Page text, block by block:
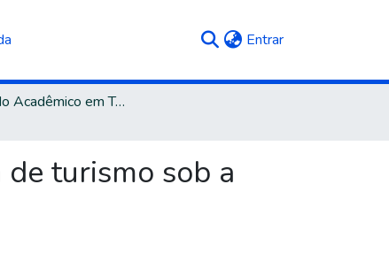
Entrar(current)
Mestrado Acadêmico em Turismo e Hospitalidade
turismo sob a